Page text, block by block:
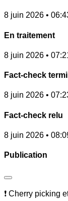
8 juin 2026 •
En traitement
8 juin 2026 •
Fact-check
8 juin 2026 •
Fact-check relu
8 juin 2026 •
Publication
❗ Cherry picking